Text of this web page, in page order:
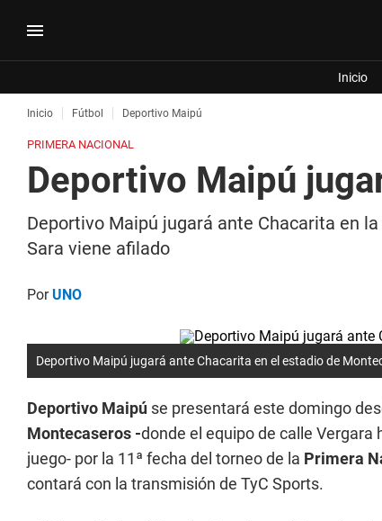
Inicio
Inicio Fútbol Deportivo Maipú
PRIMERA NACIONAL
Deportivo Maipú
Deportivo Maipú jugará ante Chacarita en
Sara viene afilado
PorUNO
Deportivo Maipú jugará ante Chacarita en el estadio de
Deportivo Maipú se presentará este domingo
Montecaseros -donde el equipo de calle Vergara
juego- por la 11ª fecha del torneo de la Primera
contará con la transmisión de TyC Sports.